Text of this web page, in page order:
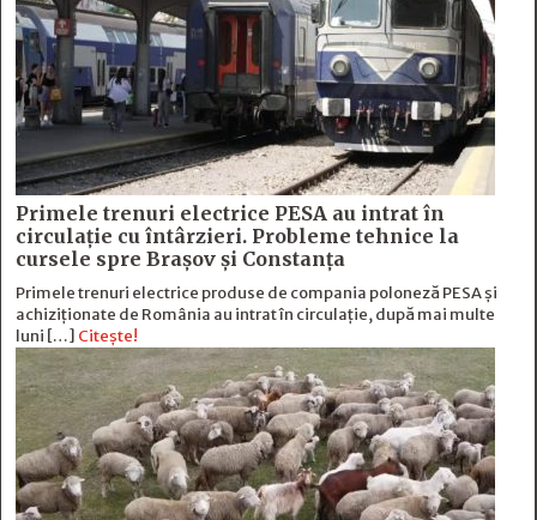
Primele trenuri electrice PESA au intrat în
circulație cu întârzieri. Probleme tehnice la
cursele spre Brașov și Constanța
Primele trenuri electrice produse de compania poloneză PESA și
achiziționate de România au intrat în circulație, după mai multe
luni […] Citește!